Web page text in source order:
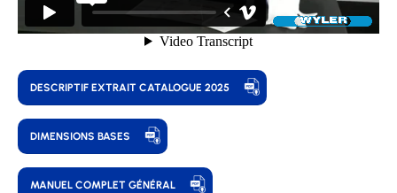
DESCRIPTIF EXTRAIT CATALOGUE 2025
DIMENSIONS BASES
MANUEL COMPLET GÉNÉRAL